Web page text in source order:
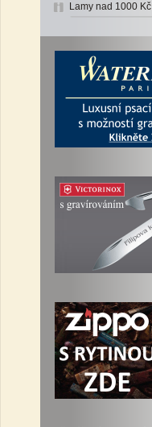
Lamy nad 1000 Kč